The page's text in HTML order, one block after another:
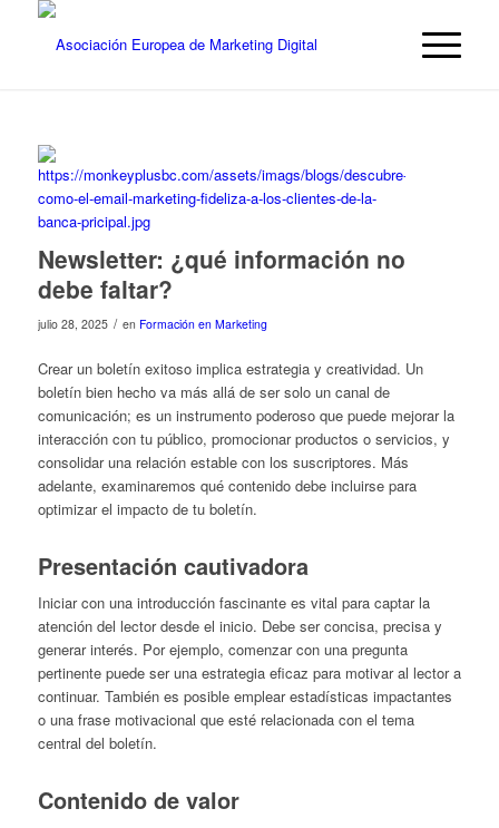
Newsletter: ¿qué información no
debe faltar?
julio 28, 2025 / en Formación en Marketing
Crear un boletín exitoso implica estrategia y creatividad. Un
boletín bien hecho va más allá de ser solo un canal de
comunicación; es un instrumento poderoso que puede mejorar la
interacción con tu público, promocionar productos o servicios, y
consolidar una relación estable con los suscriptores. Más
adelante, examinaremos qué contenido debe incluirse para
optimizar el impacto de tu boletín.
Presentación cautivadora
Iniciar con una introducción fascinante es vital para captar la
atención del lector desde el inicio. Debe ser concisa, precisa y
generar interés. Por ejemplo, comenzar con una pregunta
pertinente puede ser una estrategia eficaz para motivar al lector a
continuar. También es posible emplear estadísticas impactantes
o una frase motivacional que esté relacionada con el tema
central del boletín.
Contenido de valor